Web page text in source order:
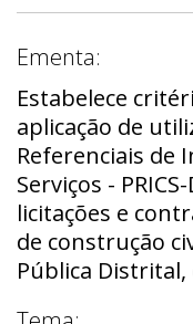
Ementa:
Estabelece
aplicação de
Referenciais de
Serviços -
licitações e
de construção
Pública